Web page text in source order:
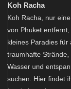
Koh Racha
Koh Racha, nur
von Phuket
kleines Paradies für
traumhafte Strände,
Wasser und
suchen. Hier findet